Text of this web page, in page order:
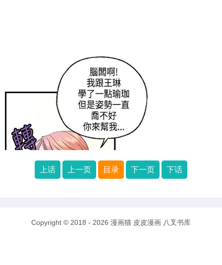
上话 上一页 目录 下一页 下话
Copyright © 2018 - 2026 漫画猫 皮皮漫画 八叉书库